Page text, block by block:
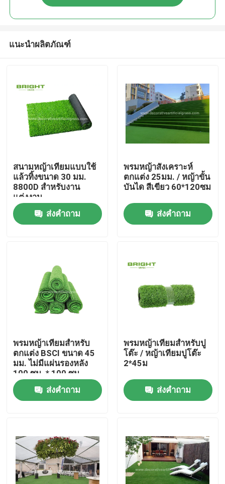
บ้าน
สินค้า
ทัวร์โรงงาน
ติดต่อเรา
ข่าว
ขอใบเสนอราคา
หญ้าเทียมตกแต่ง
แนะนำผลิตภัณฑ์
สนามหญ้าเทียมแบบใช้
แล้วทิ้งขนาด 30 มม.
8800D สำหรับงาน
แต่งงาน
ส่งคำถาม
พรมหญ้าสังเคราะห์
ตกแต่ง 25มม. / หญ้าขั้น
บันได สีเขียว 60*120ซม
ส่งคำถาม
พรมหญ้าเทียมสำหรับ
ตกแต่ง BSCI ขนาด 45
มม. ไม่มีแผ่นรองหลัง
100 ซม. * 100 ซม
ส่งคำถาม
พรมหญ้าเทียมสำหรับปู
โต๊ะ / หญ้าเทียมปูโต๊ะ
2*45ม
ส่งคำถาม